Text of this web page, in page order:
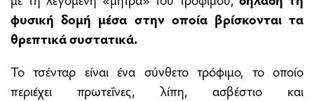
φυσική δομή μέσα στην οποία βρίσκονται τα
θρεπτικά συστατικά.
Το τσένταρ είναι ένα σύνθετο τρόφιμο, το οποίο
περιέχει πρωτεΐνες, λίπη, ασβέστιο και